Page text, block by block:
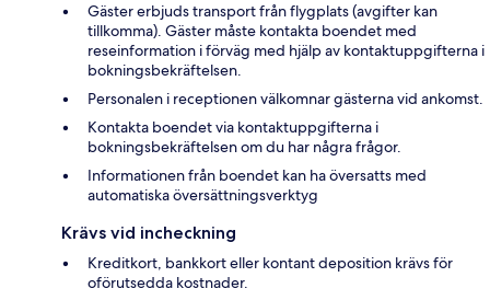
Gäster erbjuds transport från flygplats (avgifter kan
tillkomma). Gäster måste kontakta boendet med
reseinformation i förväg med hjälp av kontaktuppgifterna i
bokningsbekräftelsen.
Personalen i receptionen välkomnar gästerna vid ankomst.
Kontakta boendet via kontaktuppgifterna i
bokningsbekräftelsen om du har några frågor.
Informationen från boendet kan ha översatts med
automatiska översättningsverktyg
Krävs vid incheckning
Kreditkort, bankkort eller kontant deposition krävs för
oförutsedda kostnader.